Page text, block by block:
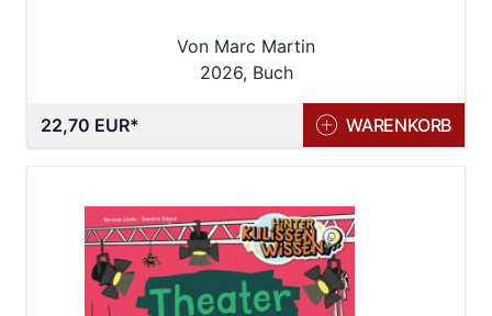
Von Marc Martin
2026, Buch
22,70 EUR WARENKORB